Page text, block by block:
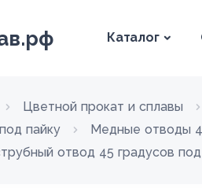
Каталог
Цветной прокат и сплавы
пайку
Медные отводы
отвод 45 градусов